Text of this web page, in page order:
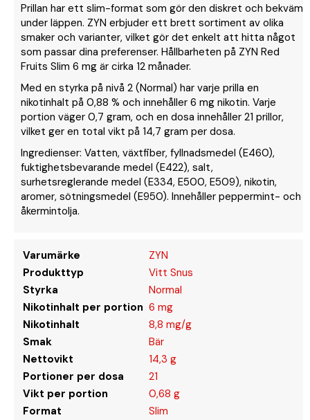
Prillan har ett slim-format som gör den diskret och bekväm
under läppen. ZYN erbjuder ett brett sortiment av olika
smaker och varianter, vilket gör det enkelt att hitta något
som passar dina preferenser. Hållbarheten på ZYN Red
Fruits Slim 6 mg är cirka 12 månader.
Med en styrka på nivå 2 (Normal) har varje prilla en
nikotinhalt på 0,88 % och innehåller 6 mg nikotin. Varje
portion väger 0,7 gram, och en dosa innehåller 21 prillor,
vilket ger en total vikt på 14,7 gram per dosa.
Ingredienser: Vatten, växtfiber, fyllnadsmedel (E460),
fuktighetsbevarande medel (E422), salt,
surhetsreglerande medel (E334, E500, E509), nikotin,
aromer, sötningsmedel (E950). Innehåller peppermint- och
åkermintolja.
Varumärke
ZYN
Produkttyp
Vitt Snus
Styrka
Normal
Nikotinhalt per portion 6 mg
Nikotinhalt
8,8 mg/g
Smak
Bär
Nettovikt
14,3 g
Portioner per dosa
21
Vikt per portion
0,68 g
Format
Slim